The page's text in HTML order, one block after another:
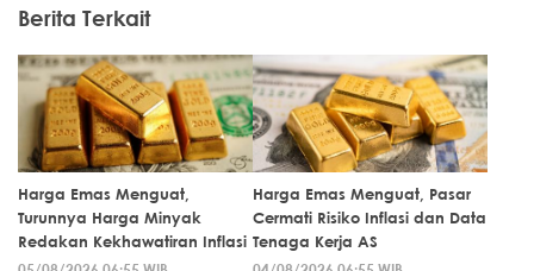
Berita Terkait
Harga Emas Menguat,
Turunnya Harga Minyak
Redakan Kekhawatiran Inflasi
Harga Emas Menguat, Pasar
Cermati Risiko Inflasi dan Data
Tenaga Kerja AS